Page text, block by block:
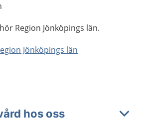
Region Jönköpings län.
Jönköpings län
hos oss